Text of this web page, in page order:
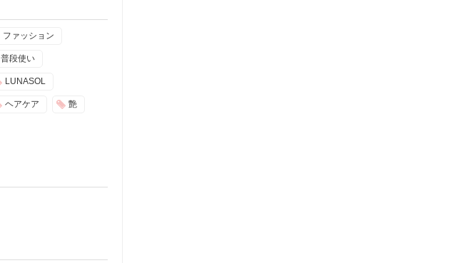
ファッション
普段使い
LUNASOL
ヘアケア 艶